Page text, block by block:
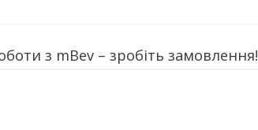
з mBev – зробіть замовлення!